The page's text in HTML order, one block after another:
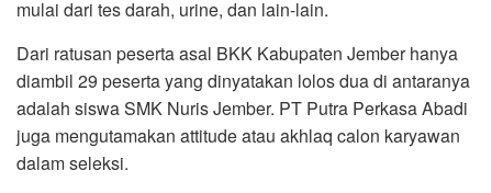
mulai dari tes darah, urine, dan lain-lain.
Dari ratusan peserta asal BKK Kabupaten Jember hanya
diambil 29 peserta yang dinyatakan lolos dua di antaranya
adalah siswa SMK Nuris Jember. PT Putra Perkasa Abadi
juga mengutamakan attitude atau akhlaq calon karyawan
dalam seleksi.